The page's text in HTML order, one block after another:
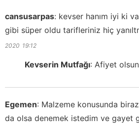
cansusarpas: kevser hanım iyi ki
gibi süper oldu tarifleriniz hiç
2020 19:12
Kevserin Mutfağı: Afiyet
Egemen: Malzeme konusunda
da olsa denemek istedim ve gayet